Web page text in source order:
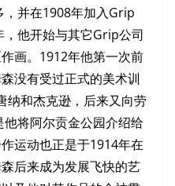
并在1908年加入Grip
他开始与其它Grip公司
画。1912年他第一次前
没有受过正式的美术训
纳和杰克逊，后来又向劳
他将阿尔贡金公园介绍给
运动也正是于1914年在
后来成为发展飞快的艺